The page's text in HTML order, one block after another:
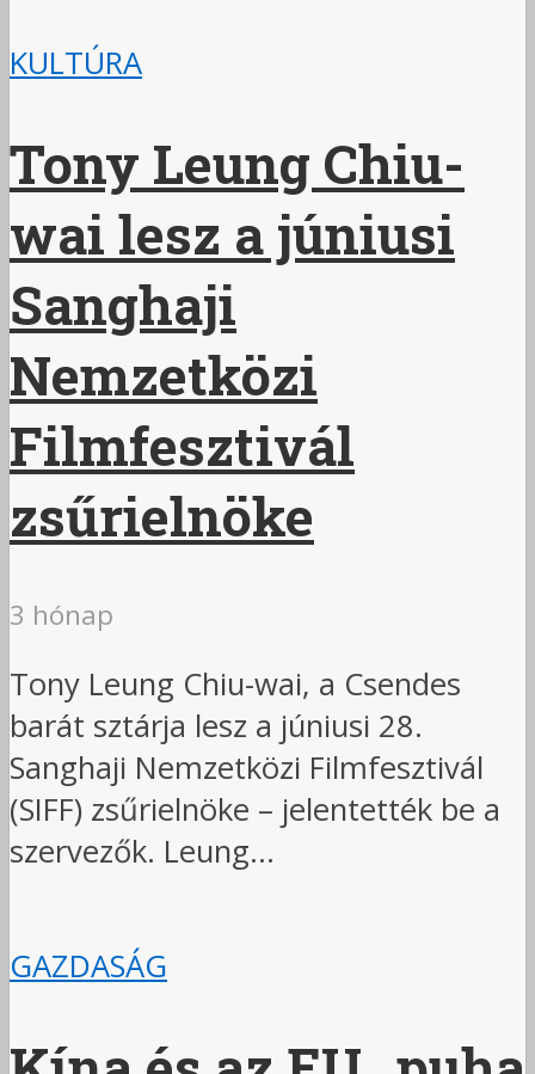
KULTÚRA
Tony Leung Chiu-
wai lesz a júniusi
Sanghaji
Nemzetközi
Filmfesztivál
zsűrielnöke
3 hónap
Tony Leung Chiu-wai, a Csendes
barát sztárja lesz a júniusi 28.
Sanghaji Nemzetközi Filmfesztivál
(SIFF) zsűrielnöke – jelentették be a
szervezők. Leung...
GAZDASÁG